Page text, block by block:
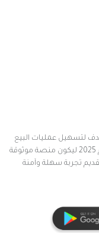
لتسهيل عمليات البيع
والشراء بين الأفراد والشركات. تأسس الموقع عام 2025 ليكون منصة موثوقة
تجربة سهلة وآمنة